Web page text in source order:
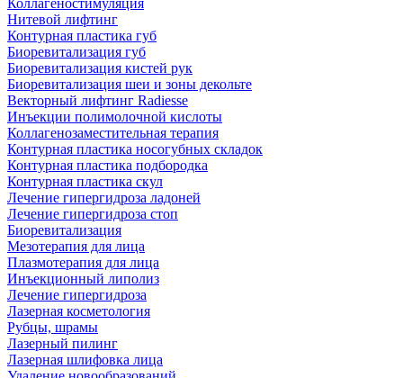
Коллагеностимуляция
Нитевой лифтинг
Контурная пластика губ
Биоревитализация губ
Биоревитализация кистей рук
Биоревитализация шеи и зоны декольте
Векторный лифтинг Radiesse
Инъекции полимолочной кислоты
Коллагенозаместительная терапия
Контурная пластика носогубных складок
Контурная пластика подбородка
Контурная пластика скул
Лечение гипергидроза ладоней
Лечение гипергидроза стоп
Биоревитализация
Мезотерапия для лица
Плазмотерапия для лица
Инъекционный липолиз
Лечение гипергидроза
Лазерная косметология
Рубцы, шрамы
Лазерный пилинг
Лазерная шлифовка лица